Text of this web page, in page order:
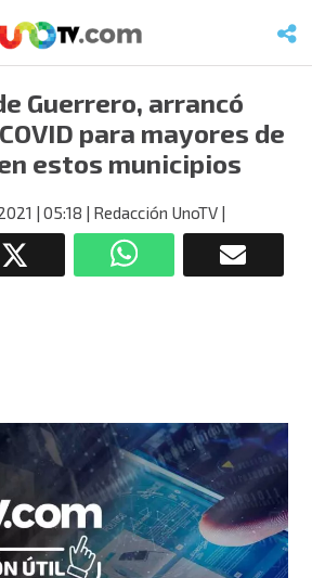
Guerrero, arrancó
para mayores de
estos municipios
| 05:18 | Redacción UnoTV |